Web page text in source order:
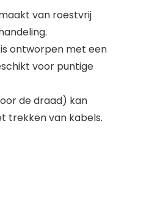
van roestvrij
ontworpen met een
voor puntige
de draad) kan
trekken van kabels.